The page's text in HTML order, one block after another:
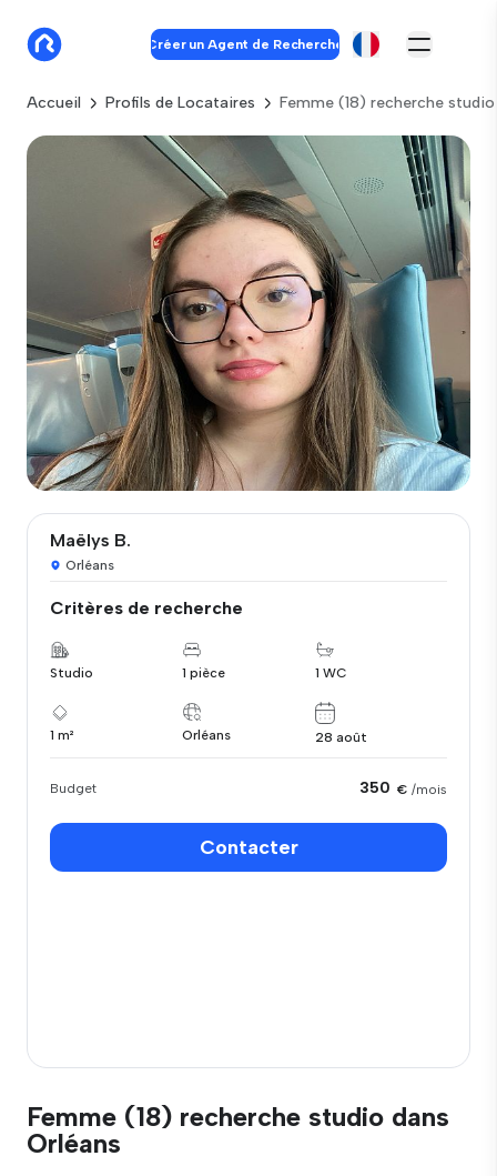
Créer un Agent de Recherche
Accueil Profils de Locataires Femme (18) recherche
Maëlys B.
Orléans
Critères de recherche
Studio 1 pièce 1 WC
1 m² Orléans 28 août
Budget 350 € /mois
Contacter
Femme (18) recherche studio dans
Orléans